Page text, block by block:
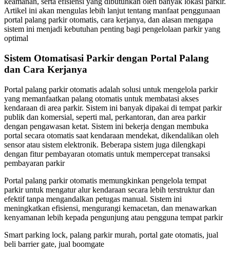
Artikel ini akan mengulas lebih lanjut tentang manfaat penggunaan
portal palang parkir otomatis, cara kerjanya, dan alasan mengapa
sistem ini menjadi kebutuhan penting bagi pengelolaan parkir yang
optimal
Sistem Otomatisasi Parkir dengan Portal Palang
dan Cara Kerjanya
Portal palang parkir otomatis adalah solusi untuk mengelola parkir
yang memanfaatkan palang otomatis untuk membatasi akses
kendaraan di area parkir. Sistem ini banyak dipakai di tempat parkir
publik dan komersial, seperti mal, perkantoran, dan area parkir
dengan pengawasan ketat. Sistem ini bekerja dengan membuka
portal secara otomatis saat kendaraan mendekat, dikendalikan oleh
sensor atau sistem elektronik. Beberapa sistem juga dilengkapi
dengan fitur pembayaran otomatis untuk mempercepat transaksi
pembayaran parkir
Portal palang parkir otomatis memungkinkan pengelola tempat
parkir untuk mengatur alur kendaraan secara lebih terstruktur dan
efektif tanpa mengandalkan petugas manual. Sistem ini
meningkatkan efisiensi, mengurangi kemacetan, dan menawarkan
kenyamanan lebih kepada pengunjung atau pengguna tempat parkir
Smart parking lock, palang parkir murah, portal gate otomatis, jual
beli barrier gate, jual boomgate